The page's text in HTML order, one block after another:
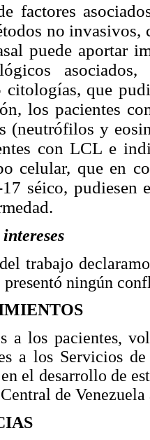
factores
no
puede aportar
citologías, que
los pacientes
(neutrófilos y
con LCL e
celular, que en
séico, pudiesen
trabajo
presentó ningún
a los pacientes,
a los Servicios
el desarrollo de
de